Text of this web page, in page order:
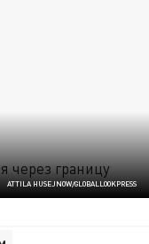
ATTILA HUSEJNOW/GLOBALLOOKPRESS